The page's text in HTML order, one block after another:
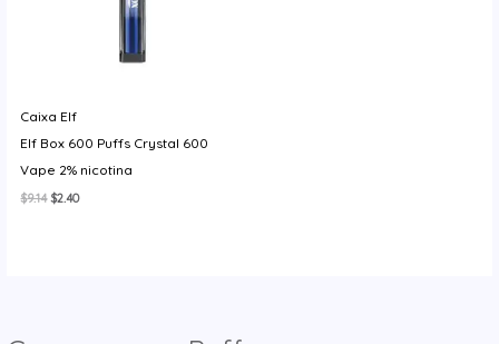
Caixa Elf
Elf Box 600 Puffs Crystal 600
Vape 2% nicotina
$9.14 O
$2.40O